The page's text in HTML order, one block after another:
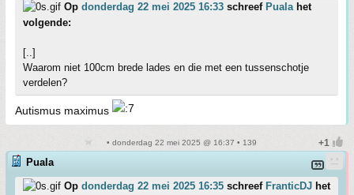
Op donderdag 22 mei 2025 16:33 schreef Pualahet
volgende:
[..]
Waarom niet 100cm brede lades en die met een tussenschotje
verdelen?
Autismus maximus
• donderdag 22 mei 2025 @ 16:37 • 139
Puala
Op donderdag 22 mei 2025 16:35 schreef FranticDJ het